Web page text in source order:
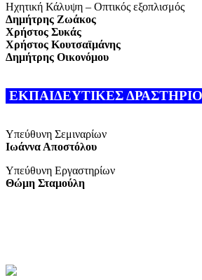
Ηχητική Κάλυψη – Οπτικός εξοπλισμός
Δημήτρης Ζωάκος
Χρήστος Συκάς
Χρήστος Κουτσαϊμάνης
Δημήτρης Οικονόμου
ΕΚΠΑΙΔΕΥΤΙΚΕΣ
Υπεύθυνη Σεμιναρίων
Ιωάννα Αποστόλου
Υπεύθυνη Εργαστηρίων
Θώμη Σταμούλη